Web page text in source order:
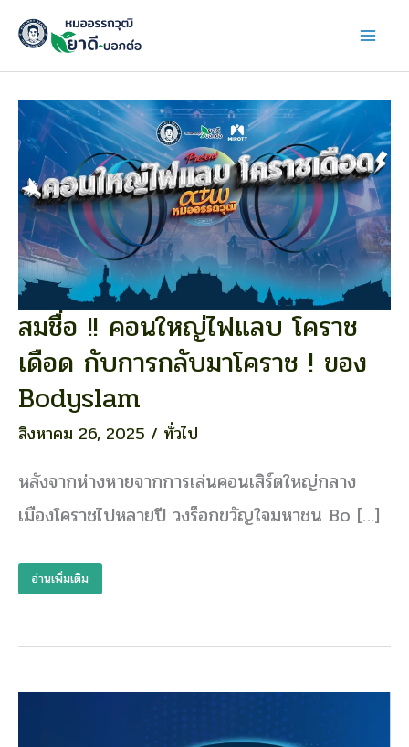
Skip
สมชื่อ !! คอนใหญ่ไฟแลบ โคราช
เดือด กับการกลับมาโคราช ! ของ
Bodyslam
สิงหาคม 26, 2025 / ทั่วไป
หลังจากห่างหายจากการเล่นคอนเสิร์ตใหญ่กลาง
เมืองโคราชไปหลายปี วงร็อกขวัญใจมหาชน Bo […]
สม
ชื่อ
!!
ใหญ่
ไฟ
โคราช
กับ
ลับ
มา
ของ
อ่านเพิ่มเติม